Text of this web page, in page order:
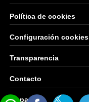
Política de cookies
Configuración cookies
Transparencia
Contacto
Mapa Web